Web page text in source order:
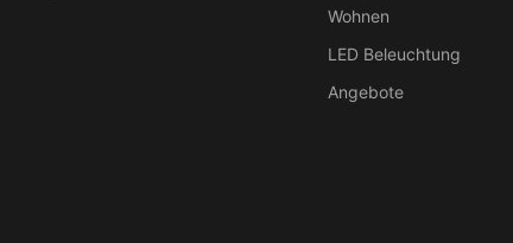
Wohnen
LED Beleuchtung
Angebote